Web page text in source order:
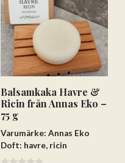
Balsamkaka Havre &
Ricin från Annas Eko –
75 g
Varumärke: Annas Eko
Doft: havre, ricin